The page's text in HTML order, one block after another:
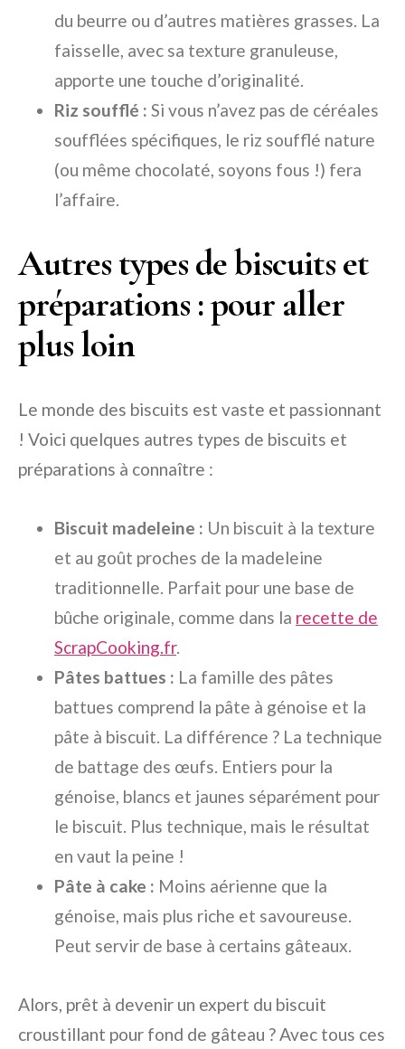
du beurre ou d’autres matières grasses. La
faisselle, avec sa texture granuleuse,
apporte une touche d’originalité.
Riz soufflé : Si vous n’avez pas de céréales
soufflées spécifiques, le riz soufflé nature
(ou même chocolaté, soyons fous !) fera
l’affaire.
Autres types de biscuits et
préparations : pour aller
plus loin
Le monde des biscuits est vaste et passionnant
! Voici quelques autres types de biscuits et
préparations à connaître :
Biscuit madeleine : Un biscuit à la texture
et au goût proches de la madeleine
traditionnelle. Parfait pour une base de
bûche originale, comme dans la recette de
ScrapCooking.fr.
Pâtes battues : La famille des pâtes
battues comprend la pâte à génoise et la
pâte à biscuit. La différence ? La technique
de battage des œufs. Entiers pour la
génoise, blancs et jaunes séparément pour
le biscuit. Plus technique, mais le résultat
en vaut la peine !
Pâte à cake : Moins aérienne que la
génoise, mais plus riche et savoureuse.
Peut servir de base à certains gâteaux.
Alors, prêt à devenir un expert du biscuit
croustillant pour fond de gâteau ? Avec tous ces